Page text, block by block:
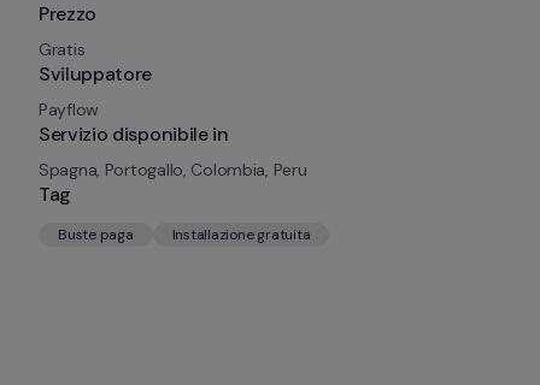
Prezzo
Gratis
Sviluppatore
Payflow
Servizio disponibile in
Spagna, Portogallo, Colombia, Peru
Tag
Buste paga Installazione gratuita